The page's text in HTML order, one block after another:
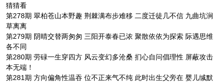
猜猜看
第278期 翠柏苍山本野趣 荆棘满布步难移 二度迁徒几不信 九曲坑涧
草离离
第279期 阴晴交替两匆匆 三阳开泰春已浓 聚散依依为探索 际遇思维
各不同
第280期 劳碌一生穿四方 风云变幻多沧桑 扪心自问倡理性 屏蔽攻击
本无端！
第281期 方向偏角性温吞 位不正来气不纯 此时出生父旁在 婴儿缄默